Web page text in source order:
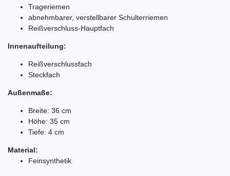
Trageriemen
abnehmbarer, verstellbarer Schulterriemen
Reißverschluss-Hauptfach
Innenaufteilung:
Reißverschlussfach
Steckfach
Außenmaße:
Breite: 36 cm
Höhe: 35 cm
Tiefe: 4 cm
Material:
Feinsynthetik